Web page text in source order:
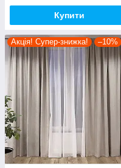
Купити
Акція! Супер-знижка! –10%